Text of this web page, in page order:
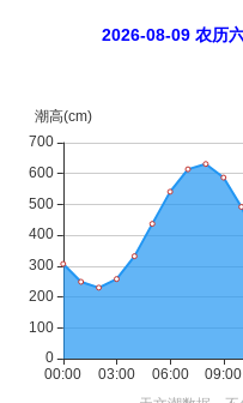
2026-08-09 农历